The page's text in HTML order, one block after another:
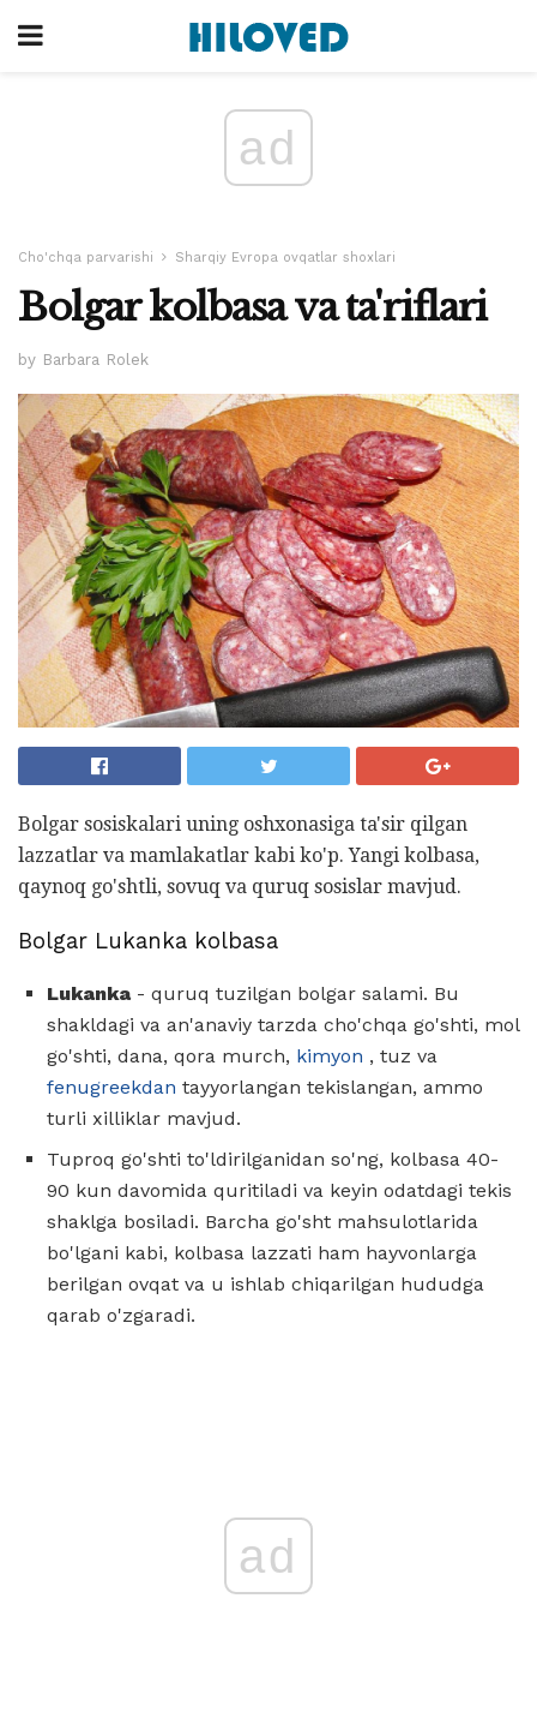
ad
Cho'chqa parvarishi Sharqiy Evropa ovqatlar shoxlari
Bolgar kolbasa va ta'riflari
by Barbara Rolek
Bolgar sosiskalari uning oshxonasiga ta'sir qilgan
lazzatlar va mamlakatlar kabi ko'p. Yangi kolbasa,
qaynoq go'shtli, sovuq va quruq sosislar mavjud.
Bolgar Lukanka kolbasa
Lukanka- quruq tuzilgan bolgar salami. Bu
shakldagi va an'anaviy tarzda cho'chqa go'shti, mol
go'shti, dana, qora murch, kimyon , tuz va
fenugreekdan tayyorlangan tekislangan, ammo
turli xilliklar mavjud.
Tuproq go'shti to'ldirilganidan so'ng, kolbasa 40-
90 kun davomida quritiladi va keyin odatdagi tekis
shaklga bosiladi. Barcha go'sht mahsulotlarida
bo'lgani kabi, kolbasa lazzati ham hayvonlarga
berilgan ovqat va u ishlab chiqarilgan hududga
qarab o'zgaradi.
ad